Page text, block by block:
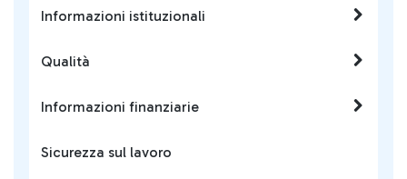
Informazioni istituzionali
Qualità
Informazioni finanziarie
Sicurezza sul lavoro